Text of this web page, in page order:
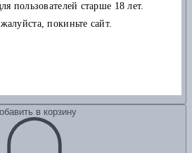
в корзину
пользователей старше 18 лет.
покиньте сайт.